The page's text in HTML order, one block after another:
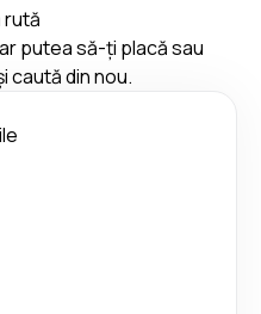
rută
putea să-ți placă sau
caută din nou.